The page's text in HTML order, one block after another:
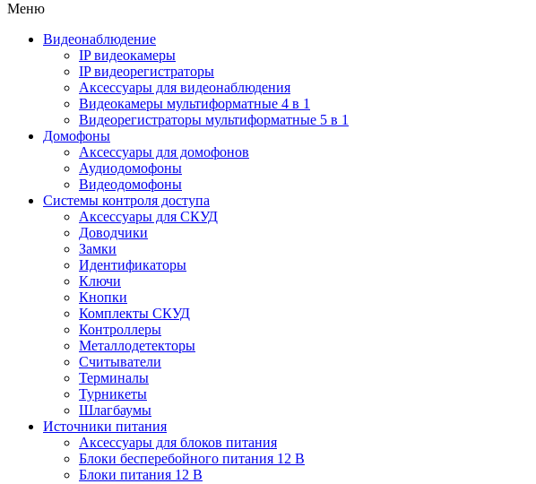
Меню
Видеонаблюдение
IP видеокамеры
IP видеорегистраторы
Аксессуары для видеонаблюдения
Видеокамеры мультиформатные 4 в 1
Видеорегистраторы мультиформатные 5 в 1
Домофоны
Аксессуары для домофонов
Аудиодомофоны
Видеодомофоны
Системы контроля доступа
Аксессуары для СКУД
Доводчики
Замки
Идентификаторы
Ключи
Кнопки
Комплекты СКУД
Контроллеры
Металлодетекторы
Считыватели
Терминалы
Турникеты
Шлагбаумы
Источники питания
Аксессуары для блоков питания
Блоки бесперебойного питания 12 В
Блоки питания 12 В